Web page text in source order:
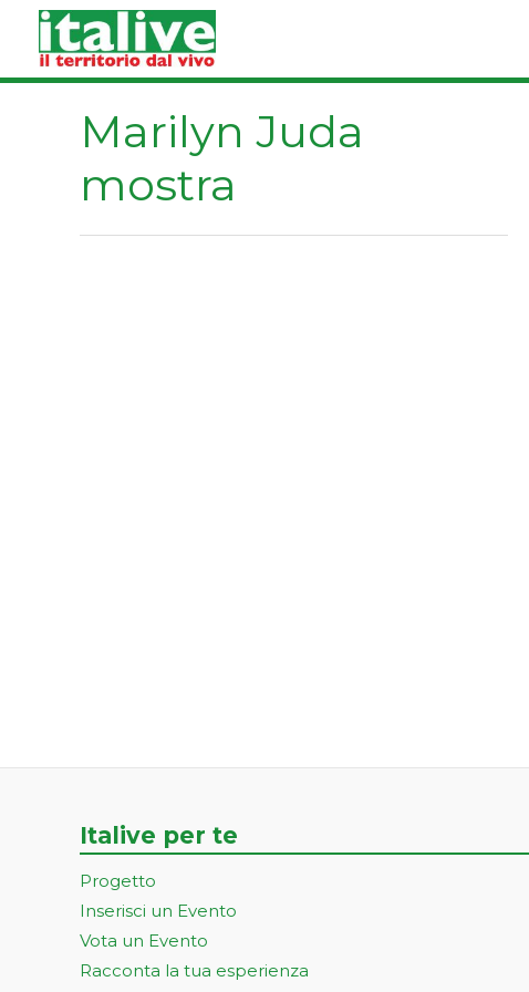
contenuto
Marilyn Juda
mostra
Italive per te
Progetto
Inserisci un Evento
Vota un Evento
Racconta la tua esperienza